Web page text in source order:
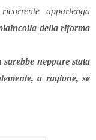
appartenga
della riforma
sarebbe neppure stata
a ragione, se